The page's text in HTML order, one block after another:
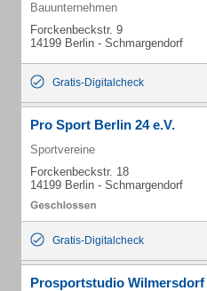
Bauunternehmen
Forckenbeckstr. 9
14199 Berlin - Schmargendorf
Gratis-Digitalcheck
Pro Sport Berlin 24 e.V.
Sportvereine
Forckenbeckstr. 18
14199 Berlin - Schmargendorf
Gratis-Digitalcheck
Prosportstudio Wilmersdorf